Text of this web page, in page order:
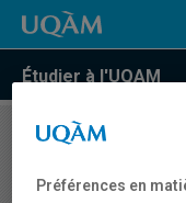
Étudier à l'UQAM
COURS//
Préférences en